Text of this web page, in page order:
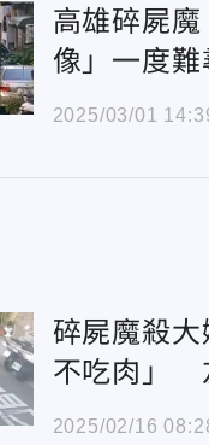
高雄碎屍
像」一度
統沒壞光
2025/03/01
碎屍魔殺
不吃肉」
嚇壞
2025/02/16